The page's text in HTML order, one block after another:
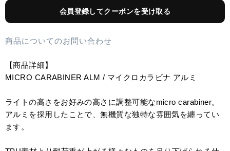
会員登録してクーポンを受け取る
商品についてのお問い合わせ
【商品詳細】
MICRO CARABINER ALM / マイクロカラビナ アルミ
ライトの高さをお好みの高さに調整可能なmicro carabiner。
アルミを採用したことで、無機質な独特な雰囲気を纏ってい
ます。